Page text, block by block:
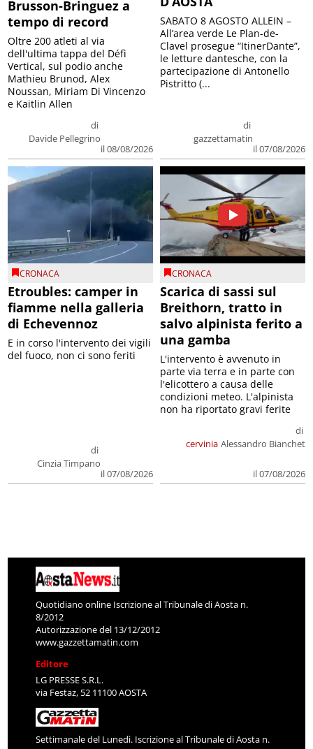
Brusson-Bringuez a
tempo di record
di
Davide Pellegrino
il 08/08/2026
Oltre 200 atleti al via
dell'ultima tappa del Défì
Vertical, sul podio anche
Mathieu Brunod, Alex
Noussan, Miriam Di Vincenzo
e Kaitlin Allen
di
gazzettamatin
il 07/08/2026
SABATO 8 AGOSTO ALLEIN –
All’area verde Le Plan-de-
Clavel prosegue “ItinerDante”,
le letture dantesche, con la
partecipazione di Antonello
Pistritto (...
CRONACA
Etroubles: camper in
fiamme nella galleria
di Echevennoz
di
Cinzia Timpano
il 07/08/2026
E in corso l'intervento dei vigili
del fuoco, non ci sono feriti
CRONACA
Scarica di sassi sul
Breithorn, tratto in
salvo alpinista ferito a
una gamba
cervinia
di
Alessandro Bianchet
il 07/08/2026
L'intervento è avvenuto in
parte via terra e in parte con
l'elicottero a causa delle
condizioni meteo. L'alpinista
non ha riportato gravi ferite
Quotidiano online Iscrizione al Tribunale di Aosta n.
8/2012
Autorizzazione del 13/12/2012
www.gazzettamatin.com
Editore
LG PRESSE S.R.L.
via Festaz, 52 11100 AOSTA
Settimanale del Lunedì. Iscrizione al Tribunale di Aosta n.